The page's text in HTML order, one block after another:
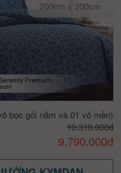
200cm x 200cm
bọc gối nằm và 01 vỏ mền)
10.310.000đ
9.790.000đ